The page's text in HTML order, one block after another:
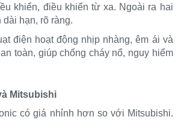
khiển, điều khiển từ xa. Ngoài ra hai
hạn, rõ ràng.
điện hoạt động nhịp nhàng, êm ái và
toàn, giúp chống cháy nổ, nguy hiểm
Mitsubishi
có giá nhỉnh hơn so với Mitsubishi.